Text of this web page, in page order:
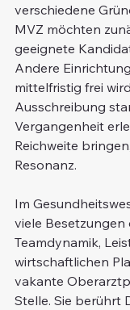
verschiedene
MVZ möchten
geeignete
Andere
mittelfristig frei
Ausschreibung
Vergangenheit
Reichweite
Resonanz.
Im
viele
Teamdynamik,
wirtschaftlichen
vakante
Stelle. Sie berührt